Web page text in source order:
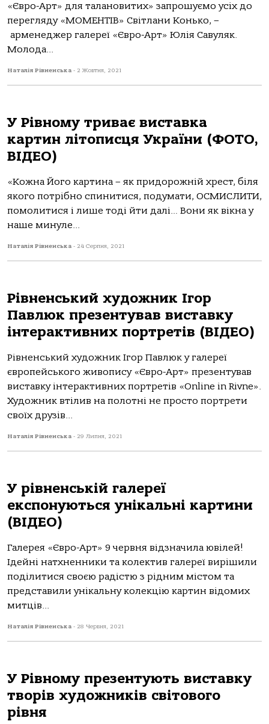
«Євро-Арт» для талановитих» запрошуємо усіх до
перегляду «МОМЕНТІВ» Світлани Конько, –
арменеджер галереї «Євро-Арт» Юлія Савуляк.
Молода...
Наталія Рівненська - 2 Жовтня, 2021
У Рівному триває виставка
картин літописця України (ФОТО,
ВІДЕО)
«Кожна Його картина – як придорожній хрест, біля
якого потрібно спинитися, подумати, ОСМИСЛИТИ,
помолитися і лише тоді йти далі… Вони як вікна у
наше минуле...
Наталія Рівненська - 24 Серпня, 2021
Рівненський художник Ігор
Павлюк презентував виставку
інтерактивних портретів (ВІДЕО)
Рівненський художник Ігор Павлюк у галереї
європейського живопису «Євро-Арт» презентував
виставку інтерактивних портретів «Online in Rivne».
Художник втілив на полотні не просто портрети
своїх друзів...
Наталія Рівненська - 29 Липня, 2021
У рівненській галереї
експонуються унікальні картини
(ВІДЕО)
Галерея «Євро-Арт» 9 червня відзначила ювілей!
Ідейні натхненники та колектив галереї вирішили
поділитися своєю радістю з рідним містом та
представили унікальну колекцію картин відомих
митців...
Наталія Рівненська - 28 Червня, 2021
У Рівному презентують виставку
творів художників світового
рівня